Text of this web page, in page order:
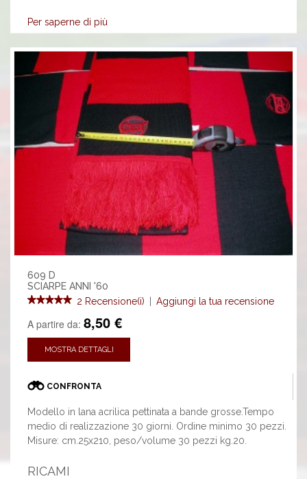
Per saperne di più
609 D
SCIARPE ANNI '60
2 Recensione(i)
Aggiungi la tua recensione
A partire da: 8,50 €
MOSTRA DETTAGLI
CONFRONTA
Modello in lana acrilica pettinata a bande grosse.Tempo
medio di realizzazione 30 giorni. Ordine minimo 30 pezzi.
Misure: cm.25x210, peso/volume 30 pezzi kg.20.
RICAMI